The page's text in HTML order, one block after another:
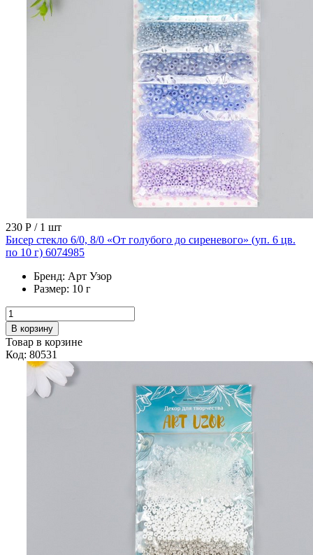
230 Р / 1 шт
Бисер стекло 6/0, 8/0 «От голубого до сиреневого» (уп. 6 цв.
по 10 г) 6074985
Бренд: Арт Узор
Размер: 10 г
В корзину
Товар в корзине
Код: 80531